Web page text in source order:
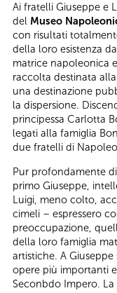
Ai fratelli Giuseppe e
del Museo
con risultati
della loro esistenza
matrice napoleonica
raccolta destinata
una destinazione
la dispersione.
principessa Carlotta
legati alla famiglia
due fratelli di
Pur profondamente
primo Giuseppe,
Luigi, meno colto,
cimeli – espressero
preoccupazione,
della loro famiglia
artistiche. A
opere più importanti
Seconbdo Impero.